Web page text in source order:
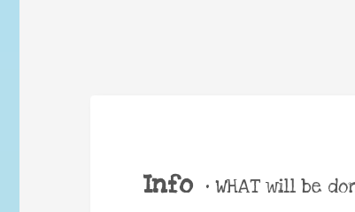
Info • WHAT will be